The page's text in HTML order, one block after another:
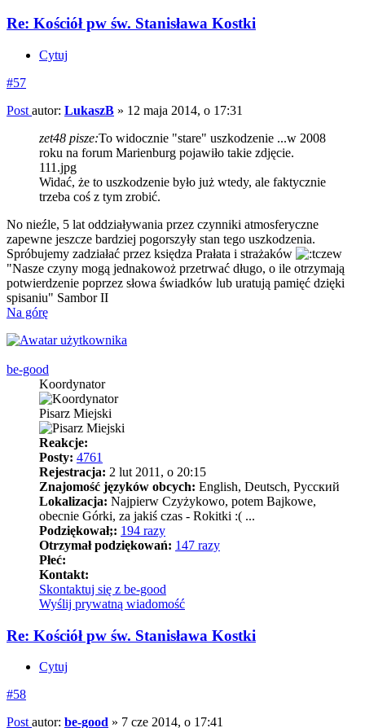
Re: Kościół pw św. Stanisława Kostki
Cytuj
#57
Post autor: LukaszB » 12 maja 2014, o 17:31
zet48 pisze:To widocznie "stare" uszkodzenie ...w 2008
roku na forum Marienburg pojawiło takie zdjęcie.
111.jpg
Widać, że to uszkodzenie było już wtedy, ale faktycznie
trzeba coś z tym zrobić.
No nieźle, 5 lat oddziaływania przez czynniki atmosferyczne
zapewne jeszcze bardziej pogorszyły stan tego uszkodzenia.
Spróbujemy zadziałać przez księdza Prałata i strażaków
"Nasze czyny mogą jednakowoż przetrwać długo, o ile otrzymają
potwierdzenie poprzez słowa świadków lub uratują pamięć dzięki
spisaniu" Sambor II
Na górę
be-good
Koordynator
Pisarz Miejski
Reakcje:
Posty: 4761
Rejestracja: 2 lut 2011, o 20:15
Znajomość języków obcych: English, Deutsch, Pусский
Lokalizacja: Najpierw Czyżykowo, potem Bajkowe,
obecnie Górki, za jakiś czas - Rokitki :( ...
Podziękował;: 194 razy
Otrzymał podziękowań: 147 razy
Płeć:
Kontakt:
Skontaktuj się z be-good
Wyślij prywatną wiadomość
Re: Kościół pw św. Stanisława Kostki
Cytuj
#58
Post autor: be-good » 7 cze 2014, o 17:41